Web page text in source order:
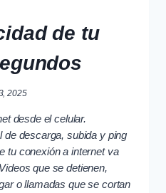
de tu
2025
desde el celular.
descarga, subida y ping
tu conexión a internet va
que se detienen,
o llamadas que se cortan